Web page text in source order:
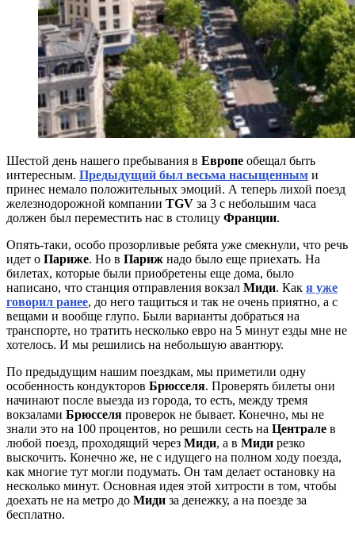
Шестой день нашего пребывания в Европе обещал быть
интересным. Предыдущий был весьма насыщенным и
принес немало положительных эмоций. А теперь лихой поезд
железнодорожной компании TGV за 3 с небольшим часа
должен был переместить нас в столицу Франции.
Опять-таки, особо прозорливые ребята уже смекнули, что речь
идет о Париже. Но в Париж надо было еще приехать. На
билетах, которые были приобретены еще дома, было
написано, что станция отправления вокзал Миди. Как я уже
говорил ранее, до него тащиться и так не очень приятно, а с
вещами и вообще глупо. Были варианты добраться на
транспорте, но тратить несколько евро на 5 минут езды мне не
хотелось. И мы решились на небольшую авантюру.
По предыдущим нашим поездкам, мы приметили одну
особенность кондукторов Брюсселя. Проверять билеты они
начинают после выезда из города, то есть, между тремя
вокзалами Брюсселя проверок не бывает. Конечно, мы не
знали это на 100 процентов, но решили сесть на Централе в
любой поезд, проходящий через Миди, а в Миди резко
выскочить. Конечно же, не с идущего на полном ходу поезда,
как многие тут могли подумать. Он там делает остановку на
несколько минут. Основная идея этой хитрости в том, чтобы
доехать не на метро до Миди за денежку, а на поезде за
бесплатно.